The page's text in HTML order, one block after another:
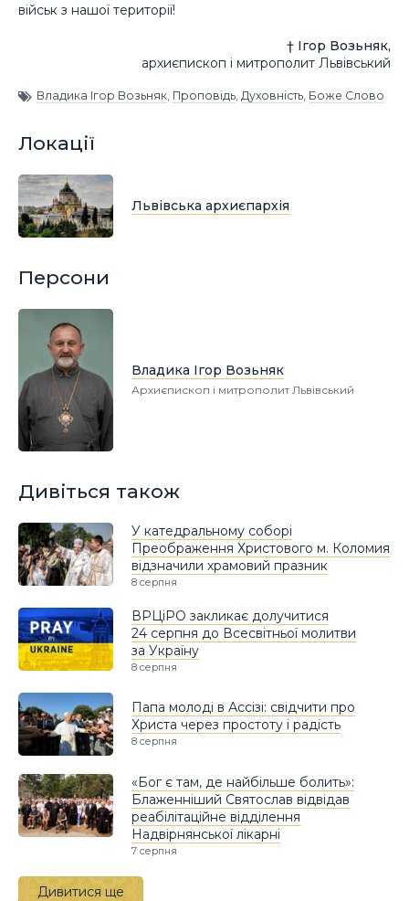
військ з нашої території!
† Ігор Возьняк,
архиєпископ і митрополит Львівський
Владика Ігор Возьняк Проповідь Духовність Боже Слово
Локації
Львівська архиєпархія
Персони
Владика Ігор Возьняк
Архиєпископ і митрополит Львівський
Дивіться також
У катедральному соборі
Преображення Христового м. Коломия
відзначили храмовий празник
8 серпня
ВРЦіРО закликає долучитися
24 серпня до Всесвітньої молитви
за Україну
8 серпня
Папа молоді в Ассізі: свідчити про
Христа через простоту і радість
8 серпня
«Бог є там, де найбільше болить»:
Блаженніший Святослав відвідав
реабілітаційне відділення
Надвірнянської лікарні
7 серпня
Дивитися ще